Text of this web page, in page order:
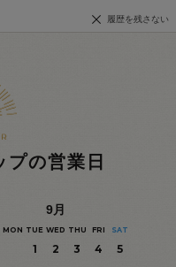
履歴を残さない
プの営業日
9月
MON TUE WED THU FRI SAT
1 2 3 4
5